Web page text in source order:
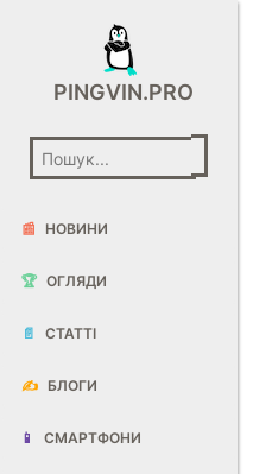
PINGVIN.PRO
📰 НОВИНИ
🏆 ОГЛЯДИ
📄 СТАТТІ
✍️ БЛОГИ
📱 СМАРТФОНИ